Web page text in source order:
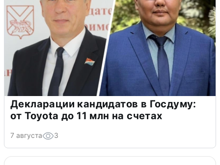
Декларации кандидатов в Госдуму:
от Toyota до 11 млн на счетах
7 августа 3